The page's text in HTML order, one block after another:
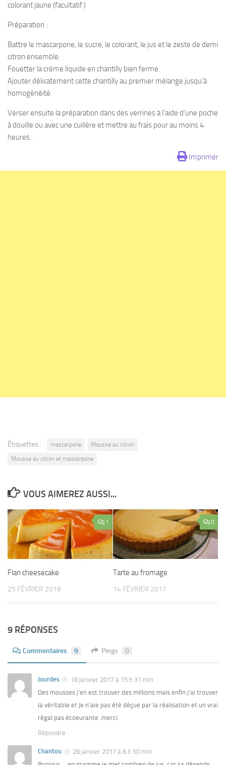
colorant jaune (facultatif )
Préparation :
Battre le mascarpone, le sucre, le colorant, le jus et le zeste de demi
citron ensemble.
Fouetter la crème liquide en chantilly bien ferme.
Ajouter délicatement cette chantilly au premier mélange jusqu’à
homogénéité.
Verser ensuite la préparation dans des verrines à l’aide d’une poche
à douille ou avec une cuillère et mettre au frais pour au moins 4
heures .
Imprimer
Étiquettes : mascarpone
Mousse au citron
Mousse au citron et mascarpone
VOUS AIMEREZ AUSSI...
1
Flan cheesecake
25 FÉVRIER 2018
0
Tarte au fromage
14 FÉVRIER 2017
9 RÉPONSES
Commentaires 9 Pings 0
Jourdes
18 janvier 2017 à 15 h 31 min
Des mousses j’en est trouver des millions mais enfin j’ai trouver
la véritable et je n’aie pas été déçue par la réalisation et un vrai
régal pas écoeurante .merci
Répondre
Chantou
28 janvier 2017 à 8 h 50 min